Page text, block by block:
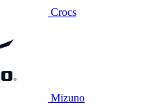
Crocs
Mizuno